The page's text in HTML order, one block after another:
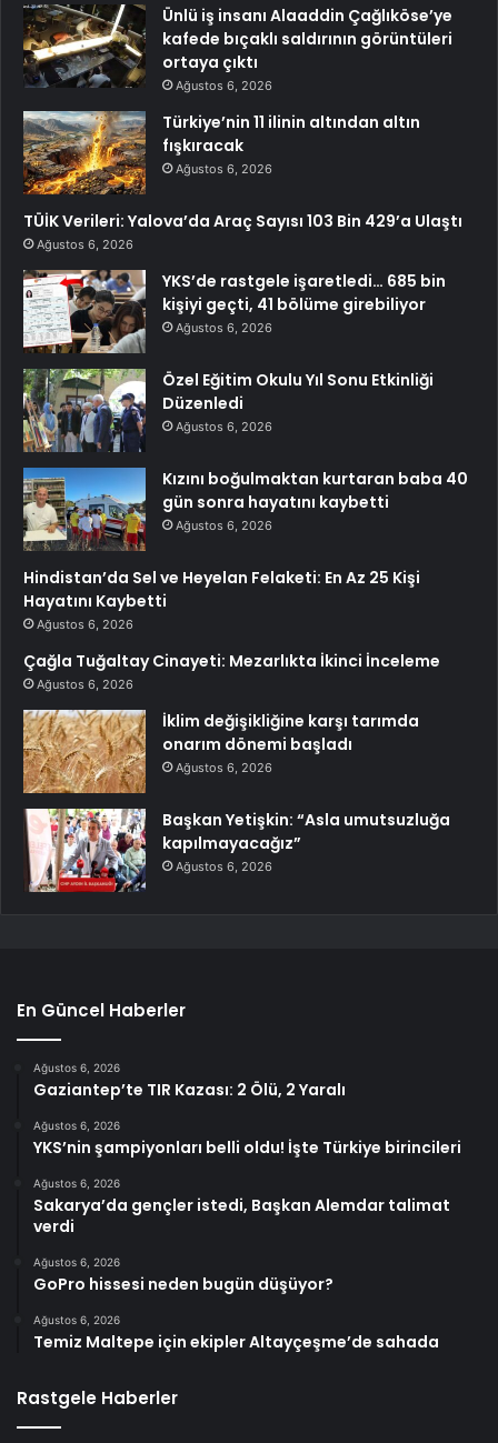
Ünlü iş insanı Alaaddin Çağlıköse’ye
kafede bıçaklı saldırının görüntüleri
ortaya çıktı
Ağustos 6, 2026
Türkiye’nin 11 ilinin altından altın
fışkıracak
Ağustos 6, 2026
TÜİK Verileri: Yalova’da Araç Sayısı 103 Bin 429’a Ulaştı
Ağustos 6, 2026
YKS’de rastgele işaretledi… 685 bin
kişiyi geçti, 41 bölüme girebiliyor
Ağustos 6, 2026
Özel Eğitim Okulu Yıl Sonu Etkinliği
Düzenledi
Ağustos 6, 2026
Kızını boğulmaktan kurtaran baba 40
gün sonra hayatını kaybetti
Ağustos 6, 2026
Hindistan’da Sel ve Heyelan Felaketi: En Az 25 Kişi
Hayatını Kaybetti
Ağustos 6, 2026
Çağla Tuğaltay Cinayeti: Mezarlıkta İkinci İnceleme
Ağustos 6, 2026
İklim değişikliğine karşı tarımda
onarım dönemi başladı
Ağustos 6, 2026
Başkan Yetişkin: “Asla umutsuzluğa
kapılmayacağız”
Ağustos 6, 2026
En Güncel Haberler
Ağustos 6, 2026
Gaziantep’te TIR Kazası: 2 Ölü, 2 Yaralı
Ağustos 6, 2026
YKS’nin şampiyonları belli oldu! İşte Türkiye birincileri
Ağustos 6, 2026
Sakarya’da gençler istedi, Başkan Alemdar talimat
verdi
Ağustos 6, 2026
GoPro hissesi neden bugün düşüyor?
Ağustos 6, 2026
Temiz Maltepe için ekipler Altayçeşme’de sahada
Rastgele Haberler